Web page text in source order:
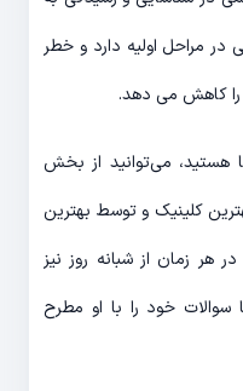
در مراحل اولیه دارد و خطر
را کاهش می دهد.
هستید، می‌توانید از بخش
کلینیک و توسط بهترین
هر زمان از شبانه روز نیز
خود را با او مطرح